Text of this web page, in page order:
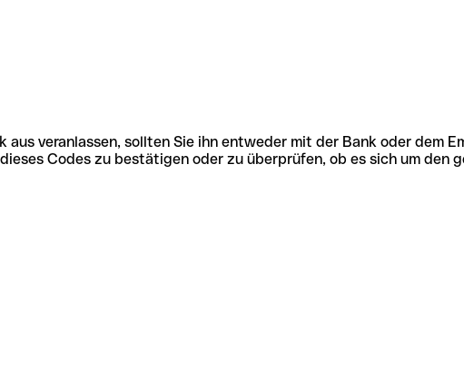
aus veranlassen, sollten Sie ihn entweder mit der Bank oder dem
Codes zu bestätigen oder zu überprüfen, ob es sich um den